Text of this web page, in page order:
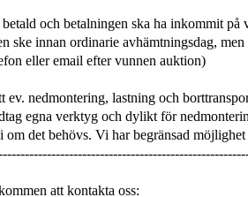
och betalningen ska ha inkommit på
ske innan ordinarie avhämtningsdag,
eller email efter vunnen auktion)
ev. nedmontering, lastning och
egna verktyg och dylikt för
om det behövs. Vi har begränsad
att kontakta oss: